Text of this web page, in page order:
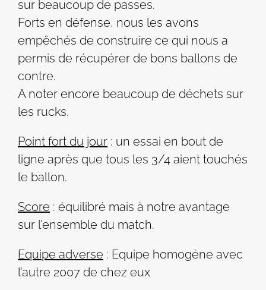
sur beaucoup de passes.
Forts en défense, nous les avons
empêchés de construire ce qui nous a
permis de récupérer de bons ballons de
contre.
A noter encore beaucoup de déchets sur
les rucks.
Point fort du jour : un essai en bout de
ligne après que tous les 3/4 aient touchés
le ballon.
Score : équilibré mais à notre avantage
sur l’ensemble du match.
Equipe adverse : Equipe homogène avec
l’autre 2007 de chez eux